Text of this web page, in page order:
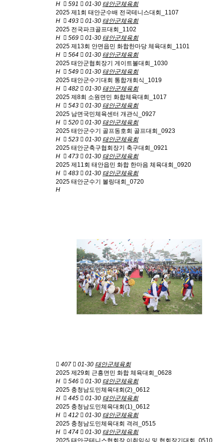
H
591 01-30 태안군체육회
2025 제1회 태안군수배 전국테니스대회_1107
H
493 01-30 태안군체육회
2025 전국파크골프대회_1102
H
569 01-30 태안군체육회
2025 제13회 안면읍민 화합한마당 체육대회_1101
H
564 01-30 태안군체육회
2025 태안군협회장기 게이트볼대회_1030
H
549 01-30 태안군체육회
2025 태안군수기대회 통합개회식_1019
H
482 01-30 태안군체육회
2025 제8회 소원면민 화합체육대회_1017
H
543 01-30 태안군체육회
2025 남면국민체육센터 개관식_0927
H
520 01-30 태안군체육회
2025 태안군수기 골프동호회 골프대회_0923
H
523 01-30 태안군체육회
2025 태안군축구협회장기 축구대회_0921
H
473 01-30 태안군체육회
2025 제11회 태안읍민 화합 한마음 체육대회_0920
H
483 01-30 태안군체육회
2025 태안군수기 볼링대회_0720
H
407 01-30 태안군체육회
2025 제29회 근흥면민 화합 체육대회_0628
H
546 01-30 태안군체육회
2025 충청남도민체육대회(2)_0612
H
445 01-30 태안군체육회
2025 충청남도민체육대회(1)_0612
H
412 01-30 태안군체육회
2025 충청남도민체육대회 격려_0515
H
474 01-30 태안군체육회
2025 태안군테니스협회장 이취임식 및 협회장기대회_0510